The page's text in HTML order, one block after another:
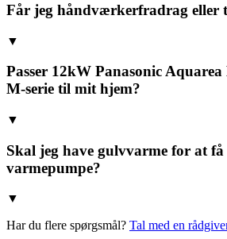
Får jeg håndværkerfradrag eller
▼
Passer 12kW Panasonic
M-serie til mit hjem?
▼
Skal jeg have gulvvarme for at
varmepumpe?
▼
Har du flere spørgsmål? Tal med en